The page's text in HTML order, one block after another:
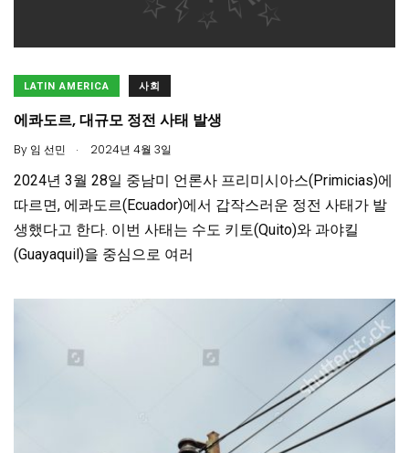
LATIN AMERICA 사회
에콰도르, 대규모 정전 사태 발생
By 임 선민 . 2024년 4월 3일
2024년 3월 28일 중남미 언론사 프리미시아스(Primicias)에
따르면, 에콰도르(Ecuador)에서 갑작스러운 정전 사태가 발
생했다고 한다. 이번 사태는 수도 키토(Quito)와 과야킬
(Guayaquil)을 중심으로 여러